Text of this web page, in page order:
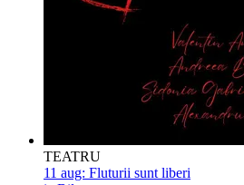
TEATRU
11 aug: Fluturii sunt liberi